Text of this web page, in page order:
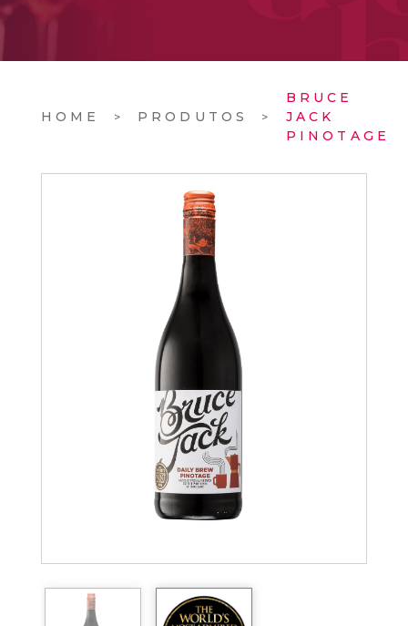
HOME PRODUTOS
BRUCE
JACK
PINOTAGE